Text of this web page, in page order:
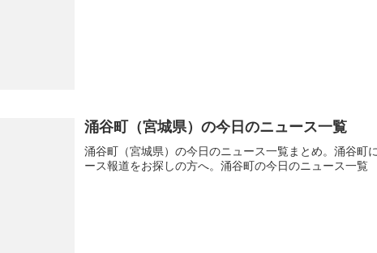
涌谷町（宮城県）の今日のニュース一覧
涌谷町（宮城県）の今日のニュース一覧まとめ。涌谷町
ース報道をお探しの方へ。涌谷町の今日のニュース一覧